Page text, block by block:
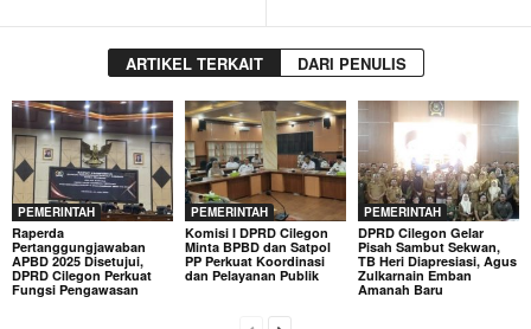
ARTIKEL TERKAIT DARI PENULIS
PEMERINTAH
Raperda
Pertanggungjawaban
APBD 2025 Disetujui,
DPRD Cilegon Perkuat
Fungsi Pengawasan
PEMERINTAH
Komisi I DPRD Cilegon
Minta BPBD dan Satpol
PP Perkuat Koordinasi
dan Pelayanan Publik
PEMERINTAH
DPRD Cilegon Gelar
Pisah Sambut Sekwan,
TB Heri Diapresiasi, Agus
Zulkarnain Emban
Amanah Baru